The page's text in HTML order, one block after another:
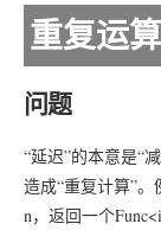
重复运算
问题
“延迟”的本意是“
造成“重复计算”
n，返回一个